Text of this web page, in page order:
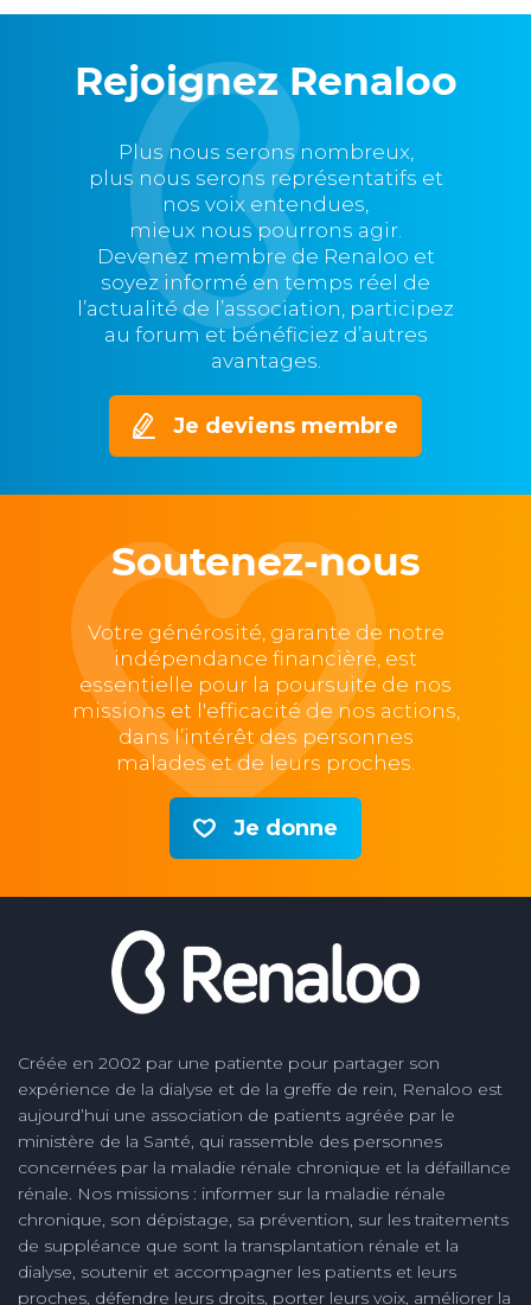
Rejoignez Renaloo
Plus nous serons nombreux,
plus nous serons représentatifs et
nos voix entendues,
mieux nous pourrons agir.
Devenez membre de Renaloo et
soyez informé en temps réel de
l’actualité de l’association, participez
au forum et bénéficiez d’autres
avantages.
Je deviens membre
Soutenez-nous
Votre générosité, garante de notre
indépendance financière, est
essentielle pour la poursuite de nos
missions et l'efficacité de nos actions,
dans l’intérêt des personnes
malades et de leurs proches.
Je donne
Créée en 2002 par une patiente pour partager son
expérience de la dialyse et de la greffe de rein, Renaloo est
aujourd’hui une association de patients agréée par le
ministère de la Santé, qui rassemble des personnes
concernées par la maladie rénale chronique et la défaillance
rénale. Nos missions : informer sur la maladie rénale
chronique, son dépistage, sa prévention, sur les traitements
de suppléance que sont la transplantation rénale et la
dialyse, soutenir et accompagner les patients et leurs
proches, défendre leurs droits, porter leurs voix, améliorer la